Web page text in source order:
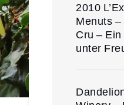
2010
Menuts
Cru –
unter